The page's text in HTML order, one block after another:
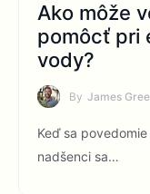
Ako môže
pomôcť pri
vody?
By James
Keď sa
nadšenci sa…